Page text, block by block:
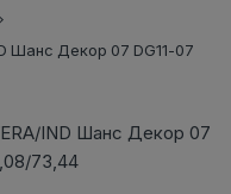
Шанс Декор 07 DG11-07